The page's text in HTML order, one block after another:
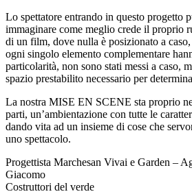
Lo spettatore entrando in questo progetto
immaginare come meglio crede il proprio
di un film, dove nulla è posizionato a
ogni singolo elemento complementare
particolarità, non sono stati messi a caso,
spazio prestabilito necessario per
La nostra MISE EN SCENE sta proprio
parti, un’ambientazione con tutte le
dando vita ad un insieme di cose che
uno spettacolo.
Progettista Marchesan Vivai e Garden –
Giacomo
Costruttori del verde